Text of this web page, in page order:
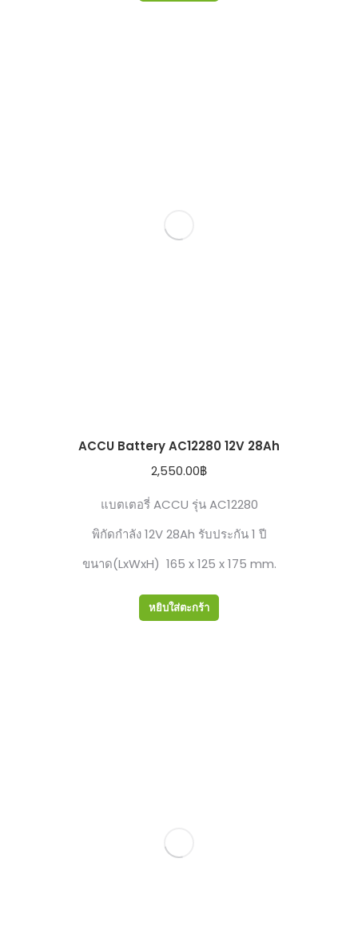
ACCU Battery AC12280 12V 28Ah
2,550.00฿
แบตเตอรี่ ACCU รุ่น AC12280
พิกัดกำลัง 12V 28Ah รับประกัน 1 ปี
ขนาด(LxWxH) 165 x 125 x 175 mm.
หยิบใส่ตะกร้า